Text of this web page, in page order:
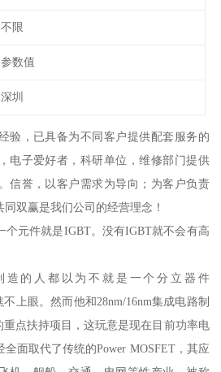
不限
参数值
深圳
验，已具备为不同客户提供配套服务的
电子爱好者，科研单位，维修部门提供
信誉，以客户需求为导向；为客户负责
双赢是我们公司的经营理念！
个元件就是IGBT。没有IGBT就不会有高
造的人都以为不就是一个分立器件
不上眼。然而他和28nm/16nm集成电路制
重点扶持项目，这玩意是现在目前功率电
面取代了传统的Power MOSFET，其应